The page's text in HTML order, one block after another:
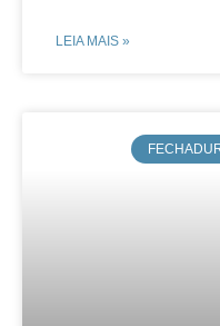
LEIA MAIS »